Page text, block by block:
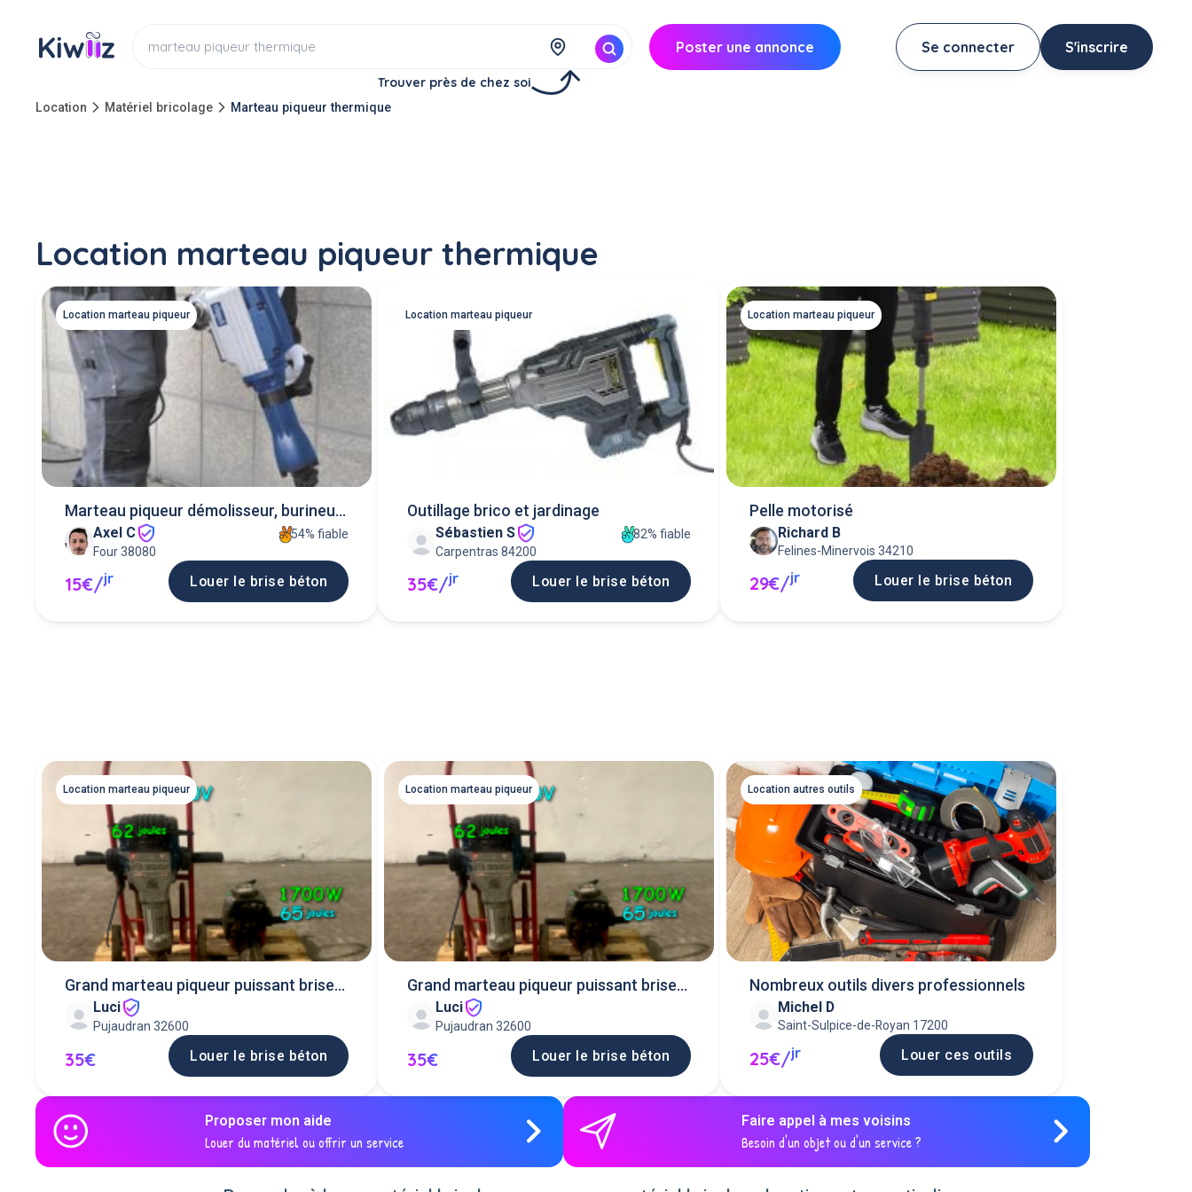
Trouver près de chez soi
Poster une annonce Se connecter S'inscrire
Location Matériel bricolage Marteau piqueur thermique
Location marteau piqueur thermique
Location marteau piqueur
Marteau piqueur démolisseur, burineur
brise bAxel C
54% fiable
Four 38080
15€/jr Louer le brise béton
Location marteau piqueur
Outillage brico et jardinage
Sébastien S
82% fiable
Carpentras 84200
35€/jr Louer le brise béton
Location marteau piqueur
Pelle motorisé
Richard B
Felines-Minervois 34210
29€/jr Louer le brise béton
Location marteau piqueur
Grand marteau piqueur puissant brise
roche thermiq
Luci
Pujaudran 32600
35€ Louer le brise béton
Location marteau piqueur
Grand marteau piqueur puissant brise
béton electri
Luci
Pujaudran 32600
35€ Louer le brise béton
Location autres outils
Nombreux outils divers professionnels
Michel D
Saint-Sulpice-de-Royan 17200
25€/jr Louer ces outils
Proposer mon aide
Louer du matériel ou offrir un service
Faire appel à mes voisins
Besoin d'un objet ou d'un service ?